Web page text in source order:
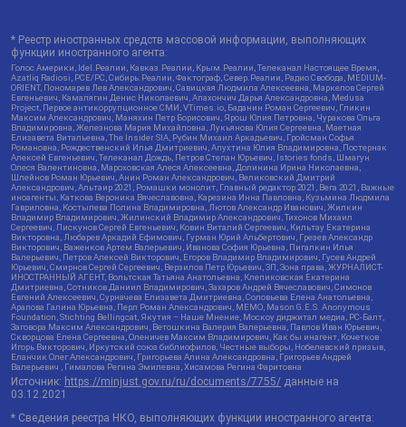
* Реестр иностранных средств массовой информации, выполняющих
функции иностранного агента:
Голос Америки, Idel.Реалии, Кавказ.Реалии, Крым.Реалии, Телеканал Настоящее Время,
Azatliq Radiosi, PCE/PC, Сибирь.Реалии, Фактограф, Север.Реалии, Радио Свобода, MEDIUM-
ORIENT, Пономарев Лев Александрович, Савицкая Людмила Алексеевна, Маркелов Сергей
Евгеньевич, Камалягин Денис Николаевич, Апахончич Дарья Александровна, Medusa
Project, Первое антикоррупционное СМИ, VTimes.io, Баданин Роман Сергеевич, Гликин
Максим Александрович, Маняхин Петр Борисович, Ярош Юлия Петровна, Чуракова Ольга
Владимировна, Железнова Мария Михайловна, Лукьянова Юлия Сергеевна, Маетная
Елизавета Витальевна, The Insider SIA, Рубин Михаил Аркадьевич, Гройсман Софья
Романовна, Рождественский Илья Дмитриевич, Апухтина Юлия Владимировна, Постернак
Алексей Евгеньевич, Телеканал Дождь, Петров Степан Юрьевич, Istories fonds, Шмагун
Олеся Валентиновна, Мароховская Алеся Алексеевна, Долинина Ирина Николаевна,
Шлейнов Роман Юрьевич, Анин Роман Александрович, Великовский Дмитрий
Александрович, Альтаир 2021, Ромашки монолит, Главный редактор 2021, Вега 2021, Важные
иноагенты, Каткова Вероника Вячеславовна, Карезина Инна Павловна, Кузьмина Людмила
Гавриловна, Костылева Полина Владимировна, Лютов Александр Иванович, Жилкин
Владимир Владимирович, Жилинский Владимир Александрович, Тихонов Михаил
Сергеевич, Пискунов Сергей Евгеньевич, Ковин Виталий Сергеевич, Кильтау Екатерина
Викторовна, Любарев Аркадий Ефимович, Гурман Юрий Альбертович, Грезев Александр
Викторович, Важенков Артем Валерьевич, Иванова София Юрьевна, Пигалкин Илья
Валерьевич, Петров Алексей Викторович, Егоров Владимир Владимирович, Гусев Андрей
Юрьевич, Смирнов Сергей Сергеевич, Верзилов Петр Юрьевич, ЗП, Зона права, ЖУРНАЛИСТ-
ИНОСТРАННЫЙ АГЕНТ, Вольтская Татьяна Анатольевна, Клепиковская Екатерина
Дмитриевна, Сотников Даниил Владимирович, Захаров Андрей Вячеславович, Симонов
Евгений Алексеевич, Сурначева Елизавета Дмитриевна, Соловьева Елена Анатольевна,
Арапова Галина Юрьевна, Перл Роман Александрович, МЕМО, Mason G.E.S. Anonymous
Foundation, Stichting Bellingcat, Якутия – Наше Мнение, Москоу диджитал медиа, РС-Балт,
Заговора Максим Александрович, Ветошкина Валерия Валерьевна, Павлов Иван Юрьевич,
Скворцова Елена Сергеевна, Оленичев Максим Владимирович, Как бы инагент, Кочетков
Игорь Викторович, Иркутский союз библиофилов, Честные выборы, Нобелевский призыв,
Еланчик Олег Александрович, Григорьева Алина Александровна, Григорьев Андрей
Валерьевич , Гималова Регина Эмилевна, Хисамова Регина Фаритовна
Источник: https://minjust.gov.ru/ru/documents/7755/ данные на
03.12.2021
* Сведения реестра НКО, выполняющих функции иностранного агента: